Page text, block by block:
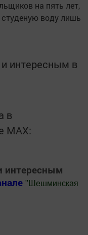
на пять лет,
воду лишь
интересным в
в
MАХ:
интересным
" Шешминская